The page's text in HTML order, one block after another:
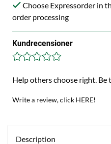
Choose Expressorder in
order processing
Kundrecensioner
Help others choose right.
Write a review, click HERE!
Description